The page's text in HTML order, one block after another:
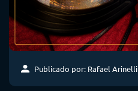
Publicado por: Rafael Arinelli